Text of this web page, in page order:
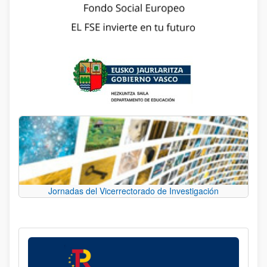
Jornadas del Vicerrectorado de Investigación